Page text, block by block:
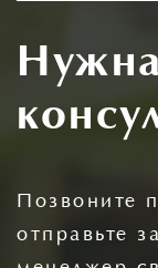
Позвоните
отправьте